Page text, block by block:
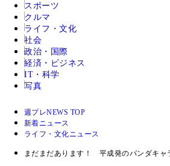
スポーツ
クルマ
ライフ・文化
社会
政治・国際
経済・ビジネス
IT・科学
写真
週プレNEWS TOP
新着ニュース
ライフ・文化ニュース
まだまだあります！ 平成発のパンダキャ